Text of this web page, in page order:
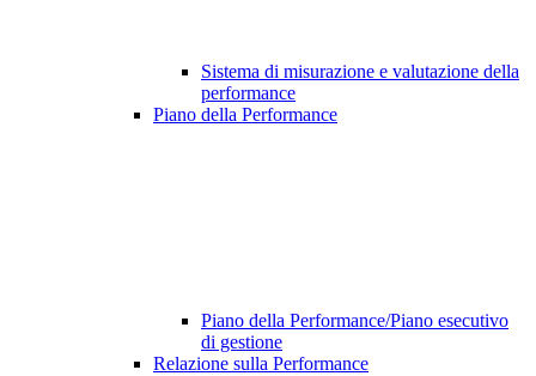
Sistema di misurazione e valutazione della
performance
Piano della Performance
Piano della Performance/Piano esecutivo
di gestione
Relazione sulla Performance